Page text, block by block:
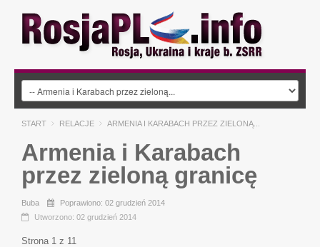
START RELACJE ARMENIA I KARABACH PRZEZ ZIELONĄ...
Armenia i Karabach
przez zieloną granicę
Buba
Poprawiono: 02 grudzień 2014
Utworzono: 02 grudzień 2014
Strona 1 z 11